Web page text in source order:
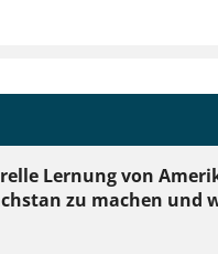
Lernung von
zu machen und